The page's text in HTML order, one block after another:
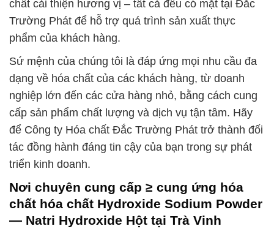
chất cải thiện hương vị – tất cả đều có mặt tại Đắc
Trường Phát để hỗ trợ quá trình sản xuất thực
phẩm của khách hàng.
Sứ mệnh của chúng tôi là đáp ứng mọi nhu cầu đa
dạng về hóa chất của các khách hàng, từ doanh
nghiệp lớn đến các cửa hàng nhỏ, bằng cách cung
cấp sản phẩm chất lượng và dịch vụ tận tâm. Hãy
để Công ty Hóa chất Đắc Trường Phát trở thành đối
tác đồng hành đáng tin cậy của bạn trong sự phát
triển kinh doanh.
Nơi chuyên cung cấp ≥ cung ứng hóa
chất hóa chất Hydroxide Sodium Powder
— Natri Hydroxide Hột tại Trà Vinh